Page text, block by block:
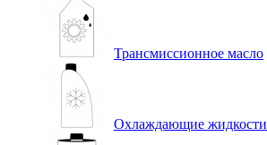
Трансмиссионное масло
Охлаждающие жидкости